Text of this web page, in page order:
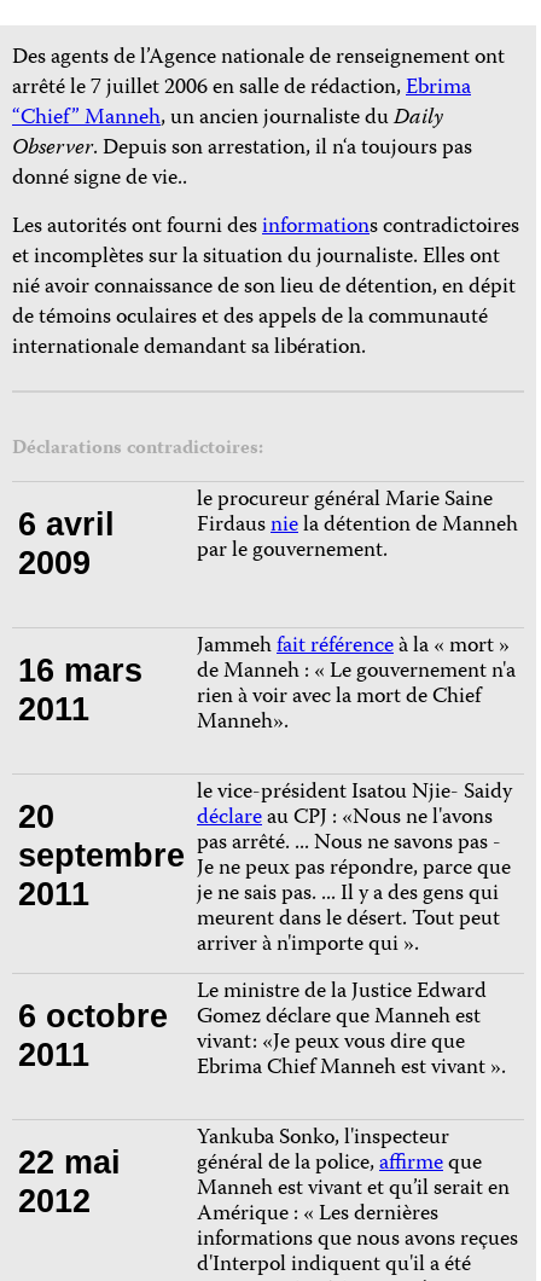
Des agents de l’Agence nationale de renseignement ont
arrêté le 7 juillet 2006 en salle de rédaction,Ebrima
“Chief” Manneh, un ancien journaliste duDaily
Observer. Depuis son arrestation, il n‘a toujours pas
donné signe de vie..
Les autorités ont fourni desinformations contradictoires
et incomplètes sur la situation du journaliste. Elles ont
nié avoir connaissance de son lieu de détention, en dépit
de témoins oculaires et des appels de la communauté
internationale demandant sa libération.
Déclarations contradictoires:
6 avril
2009
le procureur général Marie Saine
Firdausniela détention de Manneh
par le gouvernement.
16 mars
2011
Jammehfait référenceà la « mort »
de Manneh : « Le gouvernement n'a
rien à voir avec la mort de Chief
Manneh».
20
septembre
2011
le vice-président Isatou Njie- Saidy
déclareau CPJ : «Nous ne l'avons
pas arrêté. ... Nous ne savons pas -
Je ne peux pas répondre, parce que
je ne sais pas. ... Il y a des gens qui
meurent dans le désert. Tout peut
arriver à n'importe qui ».
6 octobre
2011
Le ministre de la Justice Edward
Gomez déclare que Manneh est
vivant: «Je peux vous dire que
Ebrima Chief Manneh est vivant ».
22 mai
2012
Yankuba Sonko, l'inspecteur
général de la police,affirmeque
Manneh est vivant et qu’il serait en
Amérique : « Les dernières
informations que nous avons reçues
d'Interpol indiquent qu'il a été